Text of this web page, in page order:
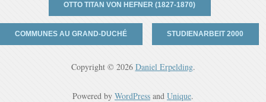
OTTO TITAN VON HEFNER (1827-1870)
COMMUNES AU GRAND-DUCHÉ STUDIENARBEIT 2000
Copyright © 2026 Daniel Erpelding.
Powered by WordPress and Unique.